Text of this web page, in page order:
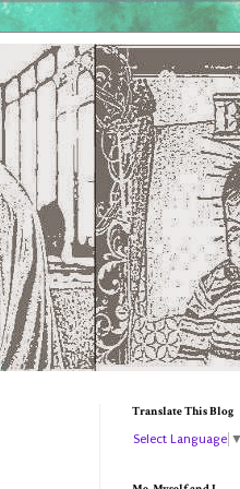
Translate This Blog
Select Language